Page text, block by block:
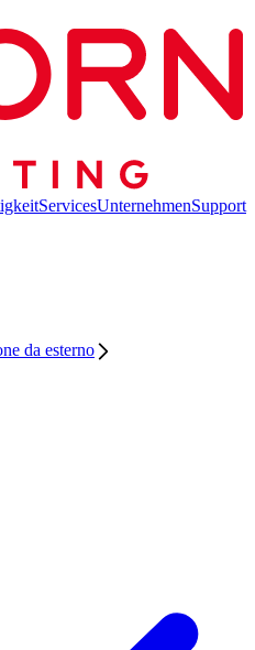
ServicesUnternehmenSupport
da esterno